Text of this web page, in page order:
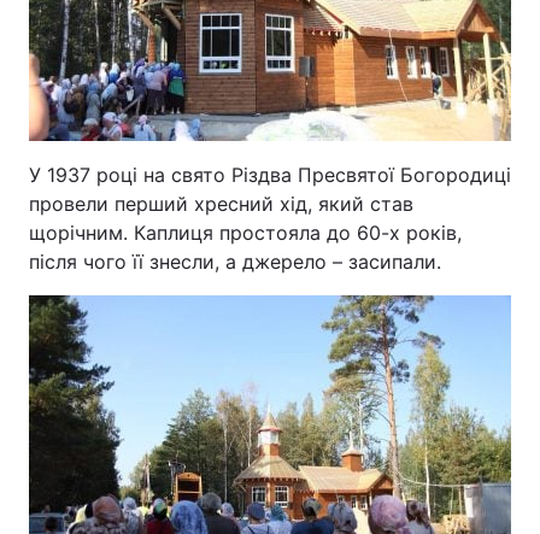
У 1937 році на свято Різдва Пресвятої Богородиці
провели перший хресний хід, який став
щорічним. Каплиця простояла до 60-х років,
після чого її знесли, а джерело – засипали.